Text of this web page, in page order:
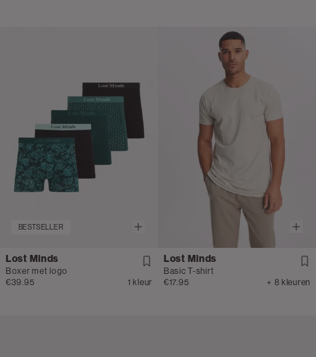
BESTSELLER
Lost Minds
Boxer met logo
€39.95
1 kleur
Lost Minds
Basic T-shirt
€17.95
+ 8 kleuren